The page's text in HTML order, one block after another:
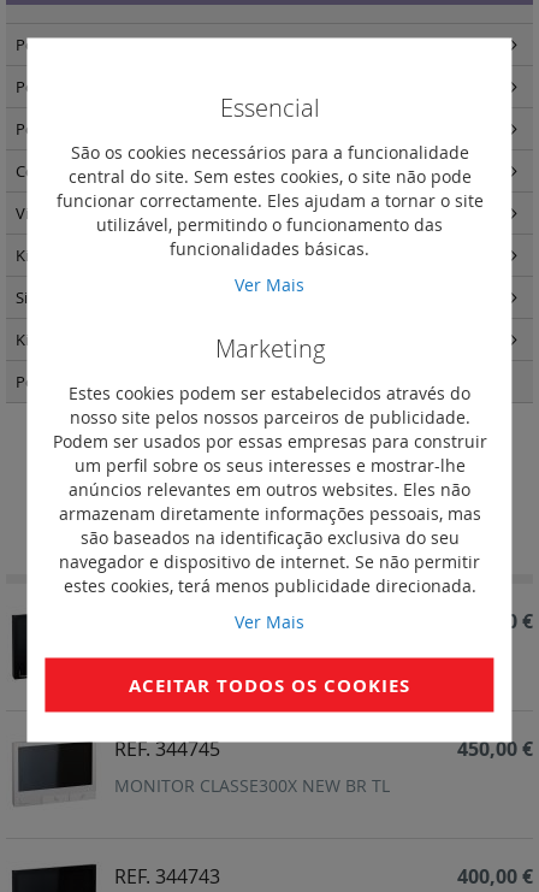
Monitores Classe 300x
Ordenar por
Definir
Ordenação
MONITOR CLASSE300X NEW PR TL
450,00 €
REF. 344745
MONITOR CLASSE300X NEW BR TL
450,00 €
REF. 344743 400,00 €
Postos internos Novo Classe 100 vídeo(4)
Postos internos Novo Classe 100 áudio
Postos internos Novo Classe 100 - acessórios
Componentes de sistema(14)
Video controlo para porteiros(1)
Kits video e áudio porteiros(8)
Sistema IP
Kits videoporteiros
Postos externos Linha 5000
Essencial
São os cookies necessários para a funcionalidade
central do site. Sem estes cookies, o site não pode
funcionar correctamente. Eles ajudam a tornar o site
utilizável, permitindo o funcionamento das
funcionalidades básicas.
Ver Mais
Marketing
Estes cookies podem ser estabelecidos através do
nosso site pelos nossos parceiros de publicidade.
Podem ser usados por essas empresas para construir
um perfil sobre os seus interesses e mostrar-lhe
anúncios relevantes em outros websites. Eles não
armazenam diretamente informações pessoais, mas
são baseados na identificação exclusiva do seu
navegador e dispositivo de internet. Se não permitir
estes cookies, terá menos publicidade direcionada.
Ver Mais
ACEITAR TODOS OS COOKIES